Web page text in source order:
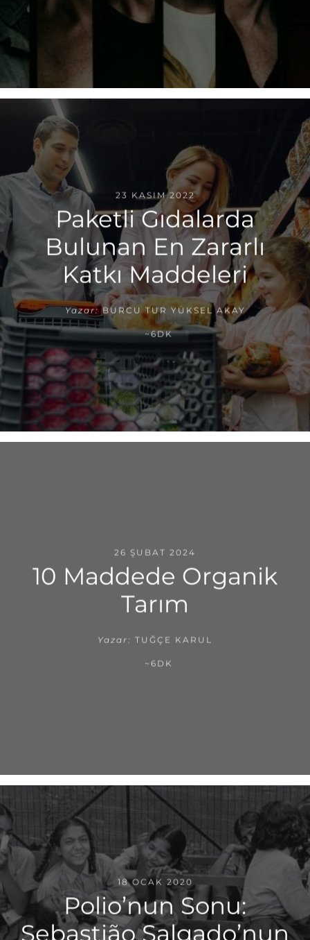
23 KASIM 2022
Paketli Gıdalarda
Bulunan En Zararlı
Katkı Maddeleri
Yazar: BURCU TUR YÜKSEL AKAY
~6DK
26 ŞUBAT 2024
10 Maddede Organik
Tarım
Yazar: TUĞÇE KARUL
~6DK
18 OCAK 2020
Polio’nun Sonu:
Sebastião Salgado’nun